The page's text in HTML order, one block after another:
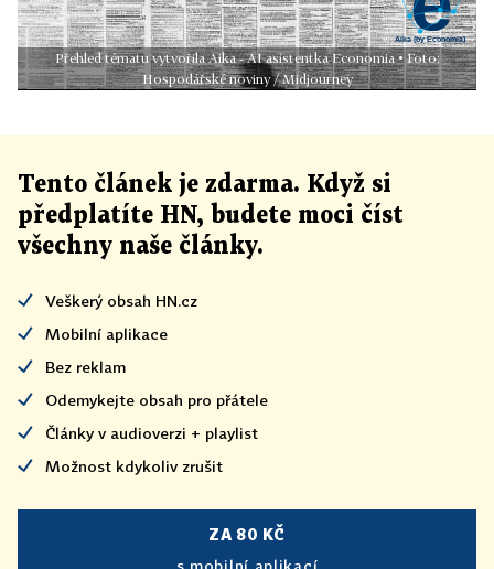
Přehled tématu vytvořila Aika - AI asistentka Economia • Foto:
Hospodářské noviny / Midjourney
Tento článek je zdarma. Když si
předplatíte HN, budete moci číst
všechny naše články.
Veškerý obsah HN.cz
Mobilní aplikace
Bez reklam
Odemykejte obsah pro přátele
Články v audioverzi + playlist
Možnost kdykoliv zrušit
ZA 80 KČ